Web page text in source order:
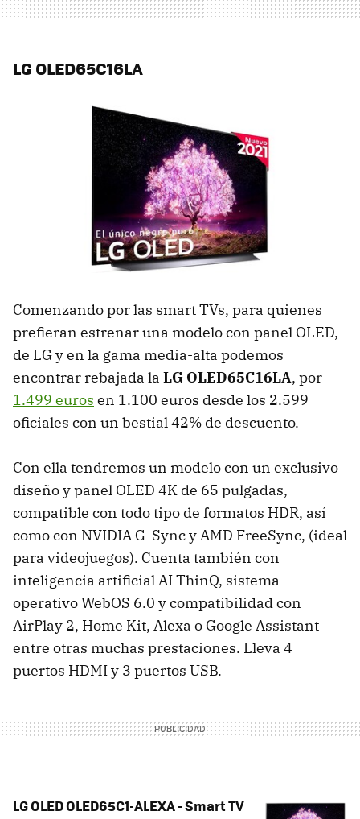
LG OLED65C16LA
Comenzando por las smart TVs, para quienes
prefieran estrenar una modelo con panel OLED,
de LG y en la gama media-alta podemos
encontrar rebajada la LG OLED65C16LA, por
1.499 euros en 1.100 euros desde los 2.599
oficiales con un bestial 42% de descuento.
Con ella tendremos un modelo con un exclusivo
diseño y panel OLED 4K de 65 pulgadas,
compatible con todo tipo de formatos HDR, así
como con NVIDIA G-Sync y AMD FreeSync, (ideal
para videojuegos). Cuenta también con
inteligencia artificial AI ThinQ, sistema
operativo WebOS 6.0 y compatibilidad con
AirPlay 2, Home Kit, Alexa o Google Assistant
entre otras muchas prestaciones. Lleva 4
puertos HDMI y 3 puertos USB.
LG OLED OLED65C1-ALEXA - Smart TV